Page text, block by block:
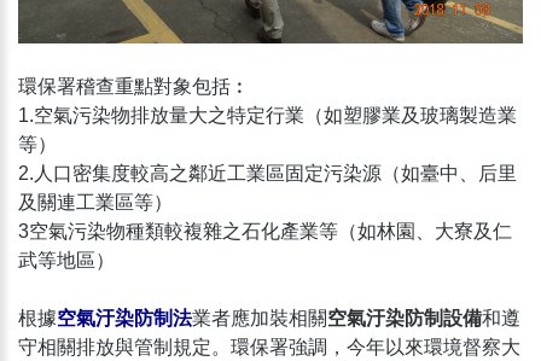
環保署稽查重點對象包括︰
1.空氣污染物排放量大之特定行業（如塑膠業及玻璃製造業
等）
2.人口密集度較高之鄰近工業區固定污染源（如臺中、后里
及關連工業區等）
3空氣污染物種類較複雜之石化產業等（如林園、大寮及仁
武等地區）
根據空氣汙染防制法業者應加裝相關空氣汙染防制設備和遵
守相關排放與管制規定。環保署強調，今年以來環境督察大